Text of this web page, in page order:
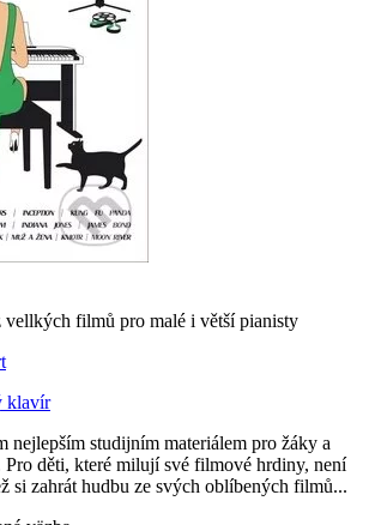
vellkých filmů pro malé i větší pianisty
klavír
nejlepším studijním materiálem pro žáky a
děti, které milují své filmové hrdiny, není
si zahrát hudbu ze svých oblíbených filmů...